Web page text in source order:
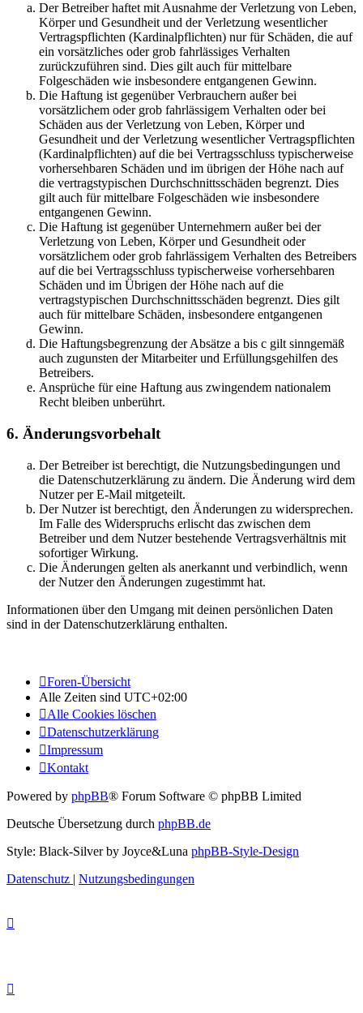
Der Betreiber haftet mit Ausnahme der Verletzung von Leben,
Körper und Gesundheit und der Verletzung wesentlicher
Vertragspflichten (Kardinalpflichten) nur für Schäden, die auf
ein vorsätzliches oder grob fahrlässiges Verhalten
zurückzuführen sind. Dies gilt auch für mittelbare
Folgeschäden wie insbesondere entgangenen Gewinn.
Die Haftung ist gegenüber Verbrauchern außer bei
vorsätzlichem oder grob fahrlässigem Verhalten oder bei
Schäden aus der Verletzung von Leben, Körper und
Gesundheit und der Verletzung wesentlicher Vertragspflichten
(Kardinalpflichten) auf die bei Vertragsschluss typischerweise
vorhersehbaren Schäden und im übrigen der Höhe nach auf
die vertragstypischen Durchschnittsschäden begrenzt. Dies
gilt auch für mittelbare Folgeschäden wie insbesondere
entgangenen Gewinn.
Die Haftung ist gegenüber Unternehmern außer bei der
Verletzung von Leben, Körper und Gesundheit oder
vorsätzlichem oder grob fahrlässigem Verhalten des Betreibers
auf die bei Vertragsschluss typischerweise vorhersehbaren
Schäden und im Übrigen der Höhe nach auf die
vertragstypischen Durchschnittsschäden begrenzt. Dies gilt
auch für mittelbare Schäden, insbesondere entgangenen
Gewinn.
Die Haftungsbegrenzung der Absätze a bis c gilt sinngemäß
auch zugunsten der Mitarbeiter und Erfüllungsgehilfen des
Betreibers.
Ansprüche für eine Haftung aus zwingendem nationalem
Recht bleiben unberührt.
6. Änderungsvorbehalt
Der Betreiber ist berechtigt, die Nutzungsbedingungen und
die Datenschutzerklärung zu ändern. Die Änderung wird dem
Nutzer per E-Mail mitgeteilt.
Der Nutzer ist berechtigt, den Änderungen zu widersprechen.
Im Falle des Widerspruchs erlischt das zwischen dem
Betreiber und dem Nutzer bestehende Vertragsverhältnis mit
sofortiger Wirkung.
Die Änderungen gelten als anerkannt und verbindlich, wenn
der Nutzer den Änderungen zugestimmt hat.
Informationen über den Umgang mit deinen persönlichen Daten
sind in der Datenschutzerklärung enthalten.
Foren-Übersicht
Alle Zeiten sind UTC+02:00
Alle Cookies löschen
Datenschutzerklärung
Impressum
Kontakt
Powered by phpBB® Forum Software © phpBB Limited
Deutsche Übersetzung durch phpBB.de
Style: Black-Silver by Joyce&Luna phpBB-Style-Design
Datenschutz | Nutzungsbedingungen